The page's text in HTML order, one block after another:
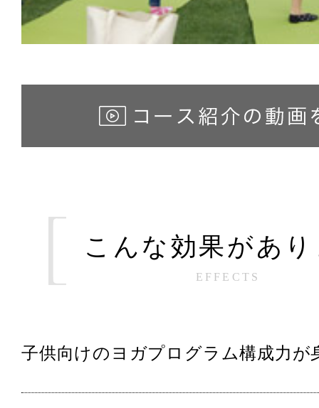
こんな効果があ
EFFECTS
子供向けのヨガプログラム構成力が